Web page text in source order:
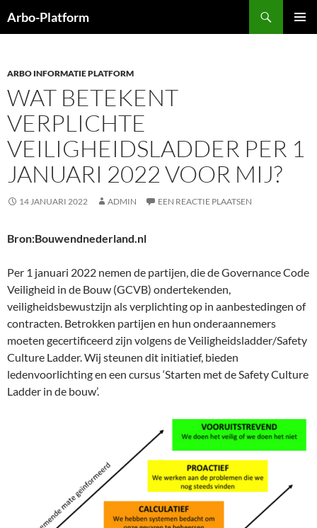
naar
Arbo-Platform
ARBO INFORMATIE PLATFORM
WAT BETEKENT
VERPLICHTE
VEILIGHEIDSLADDER PER 1
JANUARI 2022 VOOR MIJ?
14 JANUARI 2022 ADMIN EEN REACTIE PLAATSEN
Bron:Bouwendnederland.nl
Per 1 januari 2022 nemen de partijen, die de Governance Code
Veiligheid in de Bouw (GCVB) ondertekenden,
veiligheidsbewustzijn als verplichting op in aanbestedingen of
contracten. Betrokken partijen en hun onderaannemers
moeten gecertificeerd zijn volgens de Veiligheidsladder/Safety
Culture Ladder. Wij steunen dit initiatief, bieden
ledenvoorlichting en een cursus ‘Starten met de Safety Culture
Ladder in de bouw’.